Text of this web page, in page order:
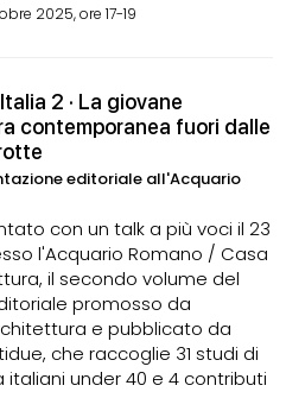
2025, ore 17-19
2 · La giovane
contemporanea fuori dalle
editoriale all'Acquario
con un talk a più voci il 23
l'Acquario Romano / Casa
il secondo volume del
promosso da
e pubblicato da
che raccoglie 31 studi di
under 40 e 4 contributi